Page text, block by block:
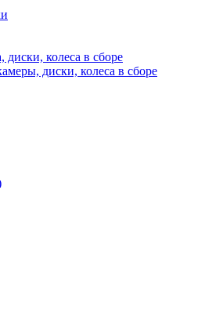
колеса в сборе
диски, колеса в сборе